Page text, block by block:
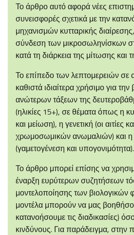
Το άρθρο αυτό αφορά νέες
συνεισφορές σχετικά με την
μηχανισμών κυτταρικής
σύνδεση των μικροσωληνίσκων
κατά τη διάρκεια της μίτωσης και
Το επίπεδο των λεπτομερειών σε
καθιστά ιδιαίτερα χρήσιμο για
ανώτερων τάξεων της
(ηλικίες 15+), σε θέματα όπως η
και μείωση), η γενετική (οι αιτίες
χρωμοσωμικών ανωμαλιών) και
(γαμετογένεση και υπογονιμότητα).
Το άρθρο μπορεί επίσης να
έναρξη ευρύτερων συζητήσεων
μοντελοποίησης των βιολογικών
μοντέλα μπορούν να μας
κατανοήσουμε τις διαδικασίες)
κινδύνους. Για παράδειγμα, στην